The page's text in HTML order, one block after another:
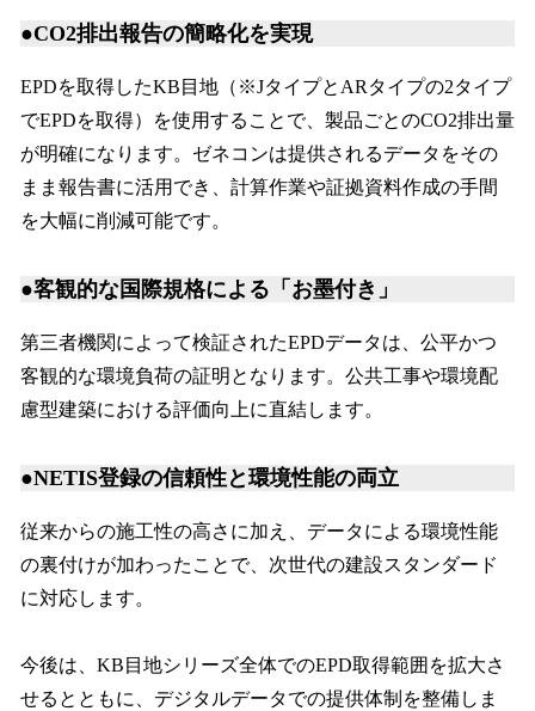
●CO2排出報告の簡略化を実現
EPDを取得したKB目地（※JタイプとARタイプの2タイプ
でEPDを取得）を使用することで、製品ごとのCO2排出量
が明確になります。ゼネコンは提供されるデータをその
まま報告書に活用でき、計算作業や証拠資料作成の手間
を大幅に削減可能です。
●客観的な国際規格による「お墨付き」
第三者機関によって検証されたEPDデータは、公平かつ
客観的な環境負荷の証明となります。公共工事や環境配
慮型建築における評価向上に直結します。
●NETIS登録の信頼性と環境性能の両立
従来からの施工性の高さに加え、データによる環境性能
の裏付けが加わったことで、次世代の建設スタンダード
に対応します。
今後は、KB目地シリーズ全体でのEPD取得範囲を拡大さ
せるとともに、デジタルデータでの提供体制を整備しま